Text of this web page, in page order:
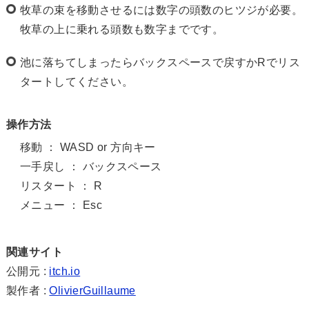
牧草の束を移動させるには数字の頭数のヒツジが必要。
牧草の上に乗れる頭数も数字までです。
池に落ちてしまったらバックスペースで戻すかRでリス
タートしてください。
操作方法
移動 ： WASD or 方向キー
一手戻し ： バックスペース
リスタート ： R
メニュー ： Esc
関連サイト
公開元 : itch.io
製作者 :OlivierGuillaume